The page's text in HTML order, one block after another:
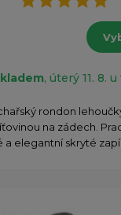
, úterý 11. 8. u
rondon
na zádech.
elegantní skryté